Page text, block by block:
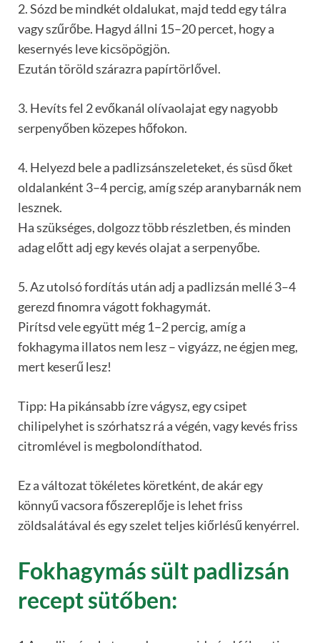
2. Sózd be mindkét oldalukat, majd tedd egy tálra
vagy szűrőbe. Hagyd állni 15–20 percet, hogy a
kesernyés leve kicsöpögjön.
Ezután töröld szárazra papírtörlővel.
3. Hevíts fel 2 evőkanál olívaolajat egy nagyobb
serpenyőben közepes hőfokon.
4. Helyezd bele a padlizsánszeleteket, és süsd őket
oldalanként 3–4 percig, amíg szép aranybarnák nem
lesznek.
Ha szükséges, dolgozz több részletben, és minden
adag előtt adj egy kevés olajat a serpenyőbe.
5. Az utolsó fordítás után adj a padlizsán mellé 3–4
gerezd finomra vágott fokhagymát.
Pirítsd vele együtt még 1–2 percig, amíg a
fokhagyma illatos nem lesz – vigyázz, ne égjen meg,
mert keserű lesz!
Tipp: Ha pikánsabb ízre vágysz, egy csipet
chilipelyhet is szórhatsz rá a végén, vagy kevés friss
citromlével is megbolondíthatod.
Ez a változat tökéletes köretként, de akár egy
könnyű vacsora főszereplője is lehet friss
zöldsalátával és egy szelet teljes kiőrlésű kenyérrel.
Fokhagymás sült padlizsán
recept sütőben: